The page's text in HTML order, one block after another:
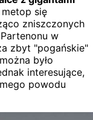
się
zniszczonych
w
zbyt "pogańskie"
było
interesujące,
powodu